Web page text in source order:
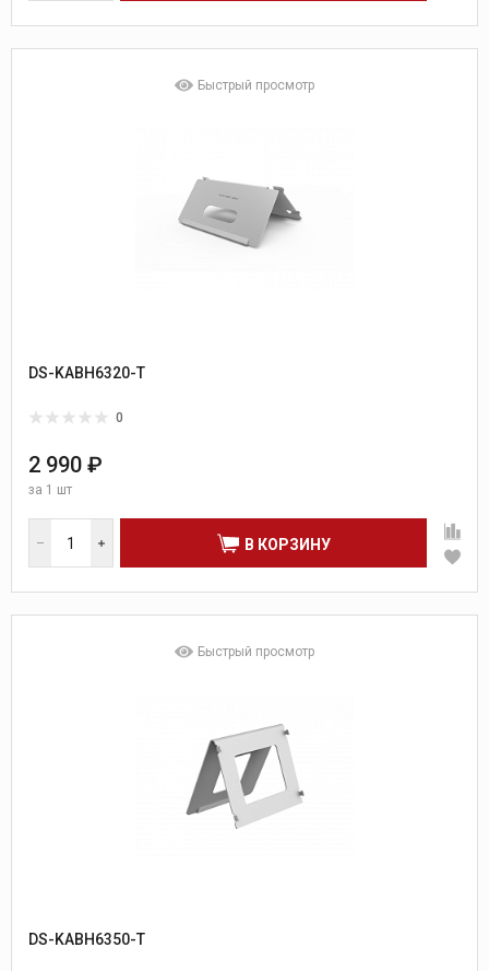
Быстрый просмотр
DS-KABH6320-T
0
2 990 ₽
за 1 шт
В КОРЗИНУ
Быстрый просмотр
DS-KABH6350-T